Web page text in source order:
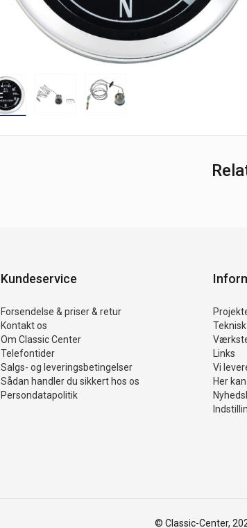
Kundeservice
Forsendelse & priser & retur
Kontakt os
Om Classic Center
Telefontider
Salgs- og leveringsbetingelser
Sådan handler du sikkert hos os
Persondatapolitik
Links
Vi
Her
© Classic-Center,